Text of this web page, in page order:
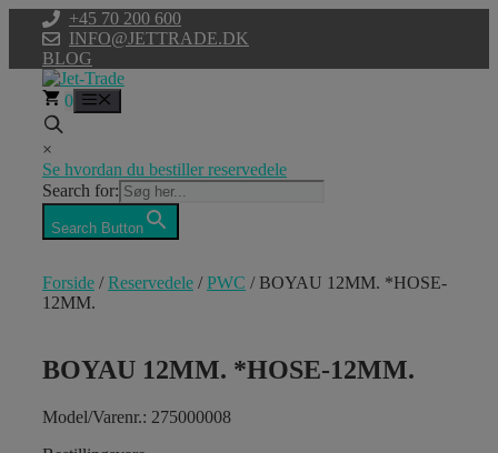
indhold
+45 70 200 600
INFO@JETTRADE.DK
BLOG
0
×
Se hvordan du bestiller reservedele
Search for:
Search Button
Forside /Reservedele /PWC / BOYAU 12MM. *HOSE-
12MM.
BOYAU 12MM. *HOSE-12MM.
Model/Varenr.: 275000008